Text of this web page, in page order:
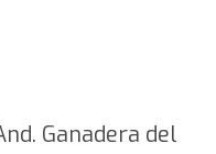
Ganadera del